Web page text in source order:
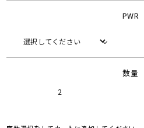
PWR
数量
2